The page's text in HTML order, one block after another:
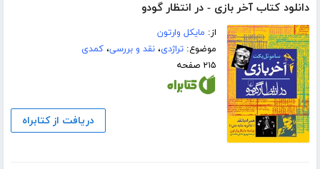
دانلود کتاب آخر بازی - در انتظار گودو
از: مایکل وارتون
موضوع:تراژدی،نقد و بررسی،کمدی
۲۱۵ صفحه
دریافت از کتابراه